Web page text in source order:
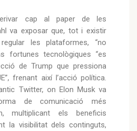
cap al paper de les
va exposar que, tot i existir
les plataformes, “no
fortunes tecnològiques “es
de Trump que pressiona
frenant així l’acció política.
Twitter, on Elon Musk va
de comunicació més
multiplicant els beneficis
la visibilitat dels continguts,